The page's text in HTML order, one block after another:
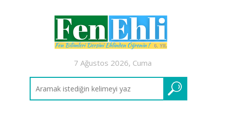
7 Ağustos 2026, Cuma